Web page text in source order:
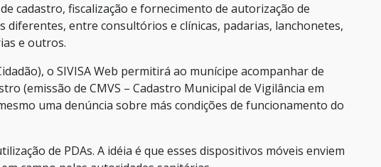
cadastro, fiscalização e fornecimento de autorização de
entre consultórios e clínicas, padarias, lanchonetes,
e outros.
o SIVISA Web permitirá ao munícipe acompanhar de
(emissão de CMVS – Cadastro Municipal de Vigilância em
uma denúncia sobre más condições de funcionamento do
de PDAs. A idéia é que esses dispositivos móveis enviem